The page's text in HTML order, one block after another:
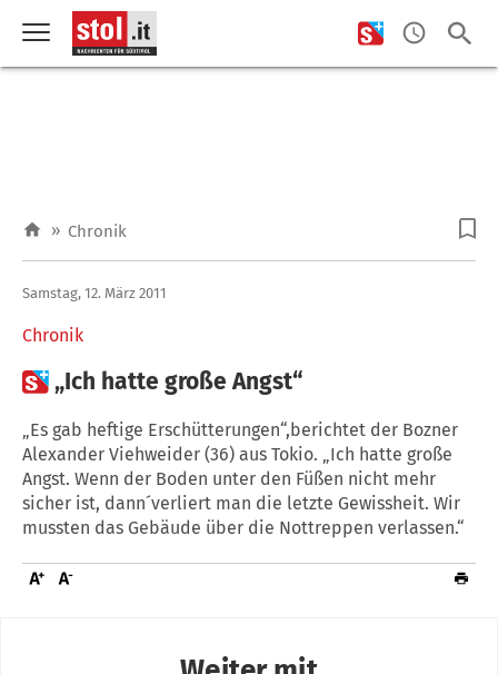
» Chronik
Chronik
Samstag, 12. März 2011
„Ich hatte große Angst“
„Es gab heftige Erschütterungen“,berichtet der Bozner
Alexander Viehweider (36) aus Tokio. „Ich hatte große
Angst. Wenn der Boden unter den Füßen nicht mehr
sicher ist, dann´verliert man die letzte Gewissheit. Wir
mussten das Gebäude über die Nottreppen verlassen.“